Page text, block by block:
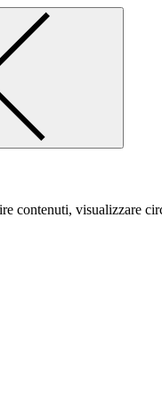
contenuti, visualizzare